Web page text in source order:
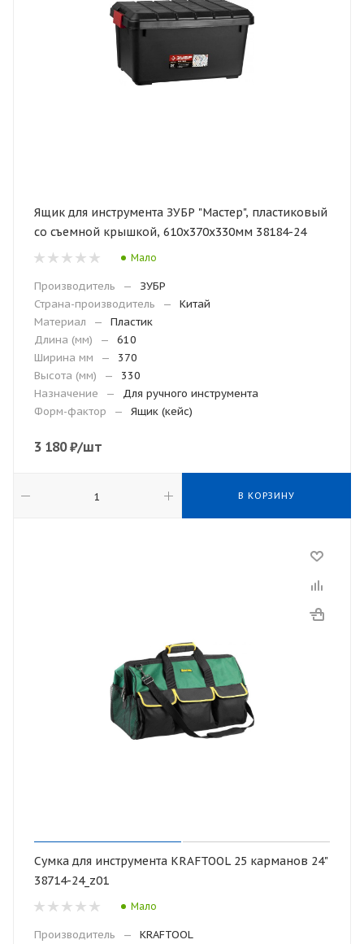
Ящик для инструмента ЗУБР "Мастер", пластиковый
со съемной крышкой, 610х370х330мм 38184-24
Мало
Производитель —
ЗУБР
Страна-производитель
—
Китай
Материал
—
Пластик
Длина (мм)
—
610
Ширина мм
—
370
Высота (мм)
—
330
Назначение
—
Для ручного инструмента
Форм-фактор
— Ящик (кейс)
3 180₽/шт
В КОРЗИНУ
Сумка для инструмента KRAFTOOL 25 карманов 24"
38714-24_z01
Мало
Производитель —
KRAFTOOL